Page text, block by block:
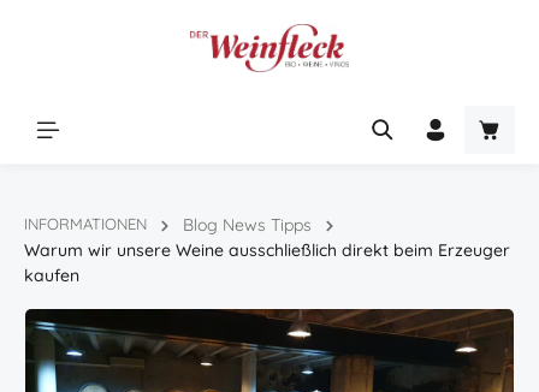
INFORMATIONEN
Blog News Tipps
Warum wir unsere Weine ausschließlich direkt beim Erzeuger
kaufen